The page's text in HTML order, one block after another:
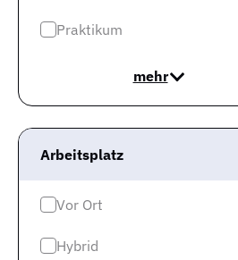
Praktikum
mehr
Arbeitsplatz
Vor Ort
Hybrid